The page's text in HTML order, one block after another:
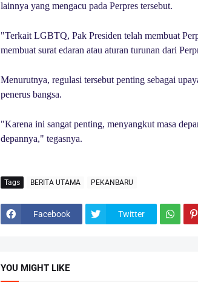
lainnya yang mengacu pada Perpres tersebut.
"Terkait LGBTQ, Pak Presiden telah membuat
membuat surat edaran atau aturan turunan dari
Menurutnya, regulasi tersebut penting sebagai
penerus bangsa.
"Karena ini sangat penting, menyangkut masa
depannya," tegasnya.
Tags BERITA UTAMA PEKANBARU
Facebook Twitter
YOU MIGHT LIKE